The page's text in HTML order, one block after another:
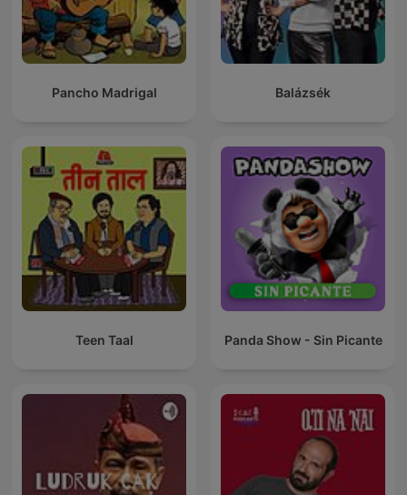
Pancho Madrigal Balázsék
Teen Taal Panda Show - Sin Picante